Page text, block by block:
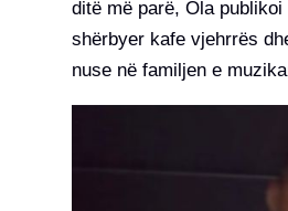
ditë më parë, Ola
shërbyer kafe vjehrrës
nuse në familjen e